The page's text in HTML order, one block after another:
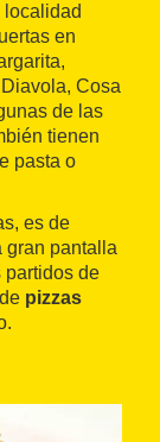
localidad
en
Cosa
de las
tienen
pasta o
es de
gran pantalla
partidos de
pizzas